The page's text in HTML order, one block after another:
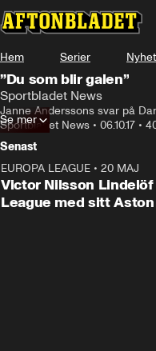
Hem Serier
”Du som blir galen”
Sportbladet News
Janne Anderssons svar på
Sportbladet News • 06.10.17 •
Se mer
Senast
EUROPA LEAGUE • 20 MAJ
Victor Nilsson
League med sitt